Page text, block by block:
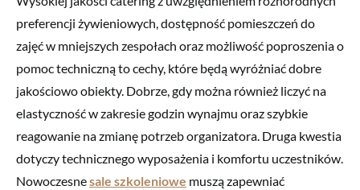
preferencji żywieniowych, dostępność pomieszczeń do
zajęć w mniejszych zespołach oraz możliwość poproszenia o
pomoc techniczną to cechy, które będą wyróżniać dobre
jakościowo obiekty. Dobrze, gdy można również liczyć na
elastyczność w zakresie godzin wynajmu oraz szybkie
reagowanie na zmianę potrzeb organizatora. Druga kwestia
dotyczy technicznego wyposażenia i komfortu uczestników.
Nowoczesnesale szkoleniowe muszą zapewniać